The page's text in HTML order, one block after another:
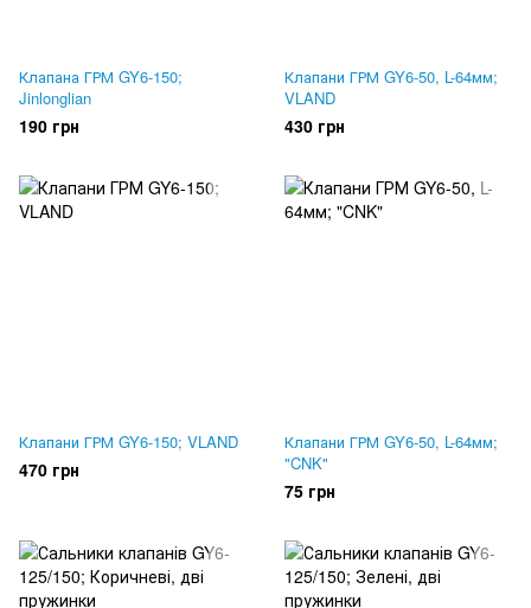
Клапана ГРМ GY6-150;
Jinlonglian
190 грн
Клапани ГРМ GY6-50, L-64мм;
VLAND
430 грн
Клапани ГРМ GY6-150; VLAND
470 грн
Клапани ГРМ GY6-50, L-64мм;
"CNK"
75 грн